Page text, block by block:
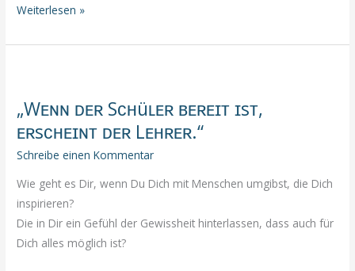
FÜLLE
einfach
Weiterlesen »
„Wᴇɴɴ ᴅᴇʀ Sᴄʜüʟᴇʀ ʙᴇʀᴇɪᴛ ɪsᴛ,
ᴇʀsᴄʜᴇɪɴᴛ ᴅᴇʀ Lᴇʜʀᴇʀ.“
Schreibe einen Kommentar
Wie geht es Dir, wenn Du Dich mit Menschen umgibst, die Dich
inspirieren?
Die in Dir ein Gefühl der Gewissheit hinterlassen, dass auch für
Dich alles möglich ist?